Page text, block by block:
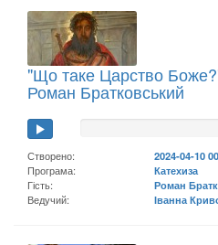
"Що таке Царство
Роман Братковський
Створено:
2024-04-10
Програма:
Катехиза
Гість:
Роман
Ведучий:
Іванна